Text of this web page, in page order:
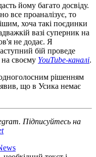
йому багато досвіду.
все проаналізує, то
хоча такі поєдинки
вазі суперник на
не додає. Я
бій проведе
своєму YouTube-каналі.
рішенням
що в Усика немає
Підписуйтесь на